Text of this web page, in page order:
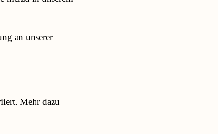
an unserer
Mehr dazu